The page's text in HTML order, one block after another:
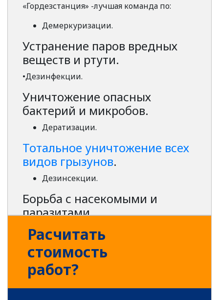
«Гордезстанция» -лучшая команда по:
Демеркуризации.
Устранение паров вредных
веществ и ртути.
•Дезинфекции.
Уничтожение опасных
бактерий и микробов.
Дератизации.
Тотальное уничтожение всех
видов грызунов.
Дезинсекции.
Борьба с насекомыми и
паразитами.
Услуги нашей компании востребованы и
актуальны не только во вторичном жилье.
Современные дома и строительные
объекты на всех этапах возведения
нуждаются в нашем вмешательстве столь
же часто. Нет таких препятствий, которые
Расчитать
стоимость
работ?